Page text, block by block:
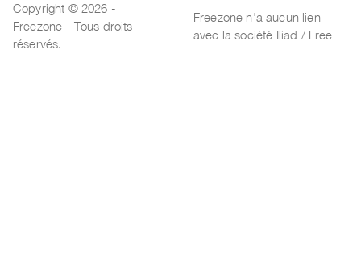
Copyright © 2026 -
Freezone - Tous droits
réservés.
Freezone n'a aucun lien
avec la société Iliad / Free